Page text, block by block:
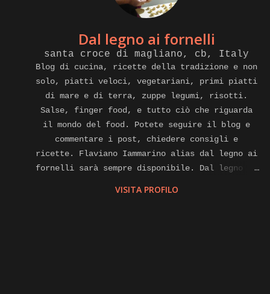
Dal legno ai fornelli
santa croce di magliano, cb, Italy
Blog di cucina, ricette della tradizione e non
solo, piatti veloci, vegetariani, primi piatti
di mare e di terra, zuppe legumi, risotti.
Salse, finger food, e tutto ciò che riguarda
il mondo del food. Potete seguire il blog e
commentare i post, chiedere consigli e
ricette. Flaviano Iammarino alias dal legno ai
fornelli sarà sempre disponibile. Dal legno ai
VISITA PROFILO